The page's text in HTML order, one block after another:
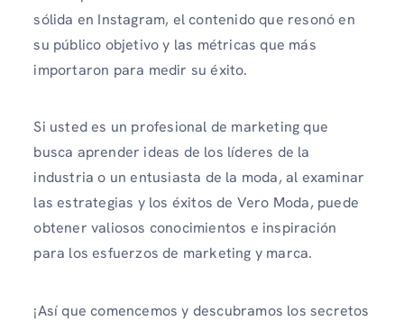
sólida en Instagram, el contenido que resonó en
su público objetivo y las métricas que más
importaron para medir su éxito.
Si usted es un profesional de marketing que
busca aprender ideas de los líderes de la
industria o un entusiasta de la moda, al examinar
las estrategias y los éxitos de Vero Moda, puede
obtener valiosos conocimientos e inspiración
para los esfuerzos de marketing y marca.
¡Así que comencemos y descubramos los secretos